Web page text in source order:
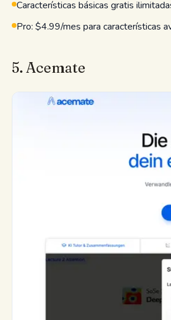
Características básicas gratis
Pro: $4.99/mes para características
5. Acemate